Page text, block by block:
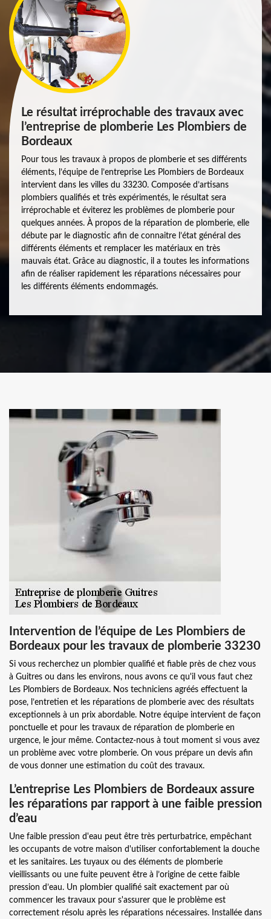
Le résultat irréprochable des travaux avec
l’entreprise de plomberie Les Plombiers de
Bordeaux
Pour tous les travaux à propos de plomberie et ses différents
éléments, l’équipe de l’entreprise Les Plombiers de Bordeaux
intervient dans les villes du 33230. Composée d’artisans
plombiers qualifiés et très expérimentés, le résultat sera
irréprochable et éviterez les problèmes de plomberie pour
quelques années. À propos de la réparation de plomberie, elle
débute par le diagnostic afin de connaitre l’état général des
différents éléments et remplacer les matériaux en très
mauvais état. Grâce au diagnostic, il a toutes les informations
afin de réaliser rapidement les réparations nécessaires pour
les différents éléments endommagés.
Intervention de l’équipe de Les Plombiers de
Bordeaux pour les travaux de plomberie 33230
Si vous recherchez un plombier qualifié et fiable près de chez vous
à Guitres ou dans les environs, nous avons ce qu'il vous faut chez
Les Plombiers de Bordeaux. Nos techniciens agréés effectuent la
pose, l’entretien et les réparations de plomberie avec des résultats
exceptionnels à un prix abordable. Notre équipe intervient de façon
ponctuelle et pour les travaux de réparation de plomberie en
urgence, le jour même. Contactez-nous à tout moment si vous avez
un problème avec votre plomberie. On vous prépare un devis afin
de vous donner une estimation du coût des travaux.
L’entreprise Les Plombiers de Bordeaux assure
les réparations par rapport à une faible pression
d’eau
Une faible pression d'eau peut être très perturbatrice, empêchant
les occupants de votre maison d'utiliser confortablement la douche
et les sanitaires. Les tuyaux ou des éléments de plomberie
vieillissants ou une fuite peuvent être à l’origine de cette faible
pression d’eau. Un plombier qualifié sait exactement par où
commencer les travaux pour s'assurer que le problème est
correctement résolu après les réparations nécessaires. Installée dans